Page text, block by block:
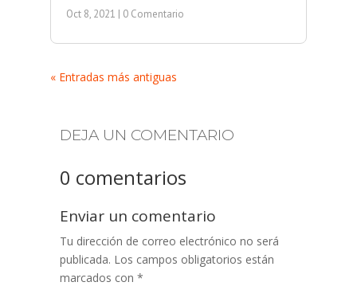
Oct 8, 2021 | 0 Comentario
« Entradas más antiguas
DEJA UN COMENTARIO
0 comentarios
Enviar un comentario
Tu dirección de correo electrónico no será
publicada. Los campos obligatorios están
marcados con *